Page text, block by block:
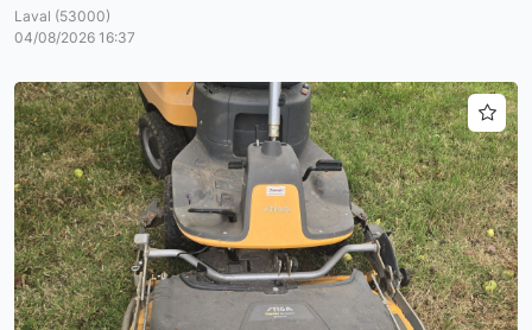
Laval (53000)
04/08/2026 16:37